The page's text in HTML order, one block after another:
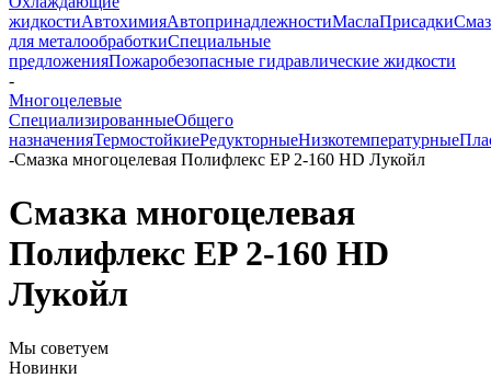
жидкостиАвтохимияАвтопринадлежностиМаслаПрисадки
для металообработкиСпециальные
предложенияПожаробезопасные гидравлические жидкости
-
Многоцелевые
СпециализированныеОбщего
назначенияТермостойкиеРедукторныеНизкотемпературные
-Смазка многоцелевая Полифлекс EP 2-160 HD Лукойл
Смазка многоцелевая
Полифлекс EP 2-160 HD
Лукойл
Мы советуем
Новинки